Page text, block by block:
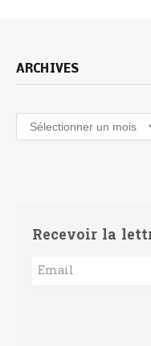
ARCHIVES
Archives
Recevoir la